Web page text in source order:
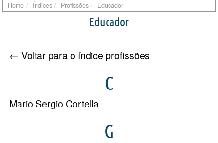
Home Índices Profissões Educador
Educador
← Voltar para o índice profissões
C
Mario Sergio Cortella
G